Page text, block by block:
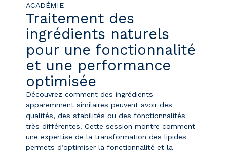
ACADÉMIE
Traitement des
ingrédients naturels
pour une fonctionnalité
et une performance
optimisée
Découvrez comment des ingrédients
apparemment similaires peuvent avoir des
qualités, des stabilités ou des fonctionnalités
très différentes. Cette session montre comment
une expertise de la transformation des lipides
permets d’optimiser la fonctionnalité et la